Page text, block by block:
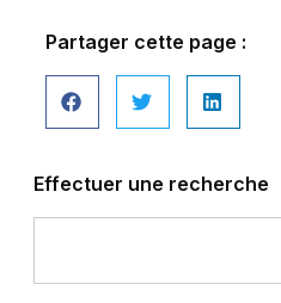
Partager cette page :
Effectuer une recherche